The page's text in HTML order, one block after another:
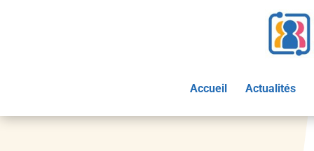
Accueil Actualités